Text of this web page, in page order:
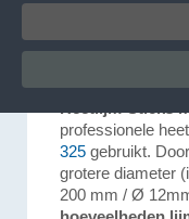
Heetlijm-
Handige en
professionele
325 gebruikt.
grotere diameter
200 mm / Ø